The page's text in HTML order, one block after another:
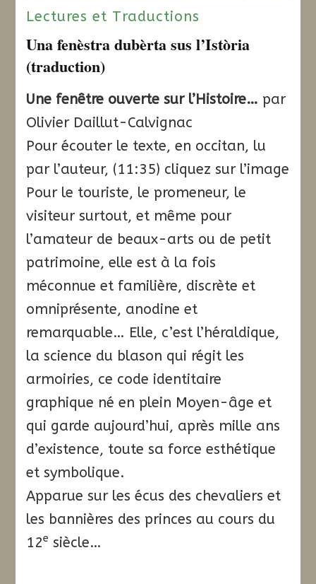
Lectures et Traductions
Una fenèstra dubèrta sus l’Istòria
(traduction)
Une fenêtre ouverte sur l’Histoire… par
Olivier Daillut-Calvignac
Pour écouter le texte, en occitan, lu
par l’auteur, (11:35) cliquez sur l’image
Pour le touriste, le promeneur, le
visiteur surtout, et même pour
l’amateur de beaux-arts ou de petit
patrimoine, elle est à la fois
méconnue et familière, discrète et
omniprésente, anodine et
remarquable… Elle, c’est l’héraldique,
la science du blason qui régit les
armoiries, ce code identitaire
graphique né en plein Moyen-âge et
qui garde aujourd’hui, après mille ans
d’existence, toute sa force esthétique
et symbolique.
Apparue sur les écus des chevaliers et
les bannières des princes au cours du
12e siècle…